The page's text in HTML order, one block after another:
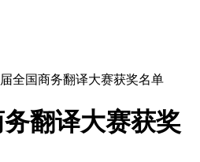
全国商务翻译大赛获奖名单
翻译大赛获奖